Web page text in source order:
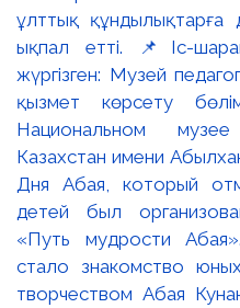
ұлттық құндылықтарға
ықпал етті. 📌Іс-
жүргізген: Музей
қызмет көрсету
Национальном
Казахстан имени
Дня Абая, который
детей был
«Путь мудрости
стало знакомство
творчеством Абая